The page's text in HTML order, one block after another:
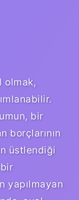
olmak,
bir
borçlarının
üstlendiği
yapılmayan